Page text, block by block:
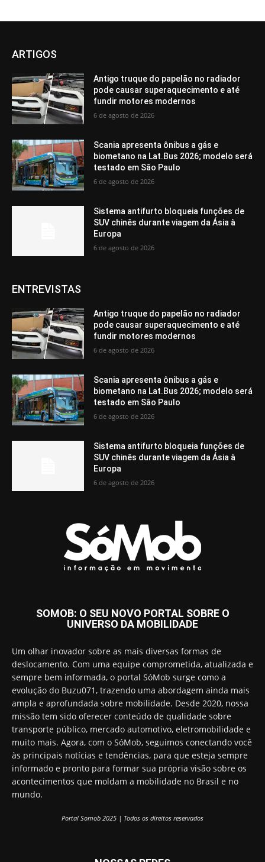
ARTIGOS
Antigo truque do papelão no radiador
pode causar superaquecimento e até
fundir motores modernos
6 de agosto de 2026
Scania apresenta ônibus a gás e
biometano na Lat.Bus 2026; modelo será
testado em São Paulo
6 de agosto de 2026
Sistema antifurto bloqueia funções de
SUV chinês durante viagem da Ásia à
Europa
6 de agosto de 2026
ENTREVISTAS
Antigo truque do papelão no radiador
pode causar superaquecimento e até
fundir motores modernos
6 de agosto de 2026
Scania apresenta ônibus a gás e
biometano na Lat.Bus 2026; modelo será
testado em São Paulo
6 de agosto de 2026
Sistema antifurto bloqueia funções de
SUV chinês durante viagem da Ásia à
Europa
6 de agosto de 2026
SOMOB: O SEU NOVO PORTAL SOBRE O
UNIVERSO DA MOBILIDADE
Um olhar inovador sobre as mais diversas formas de
deslocamento. Com uma equipe comprometida, atualizada e
sempre bem informada, o portal SóMob surge como a
evolução do Buzu071, trazendo uma abordagem ainda mais
ampla e aprofundada sobre mobilidade. Desde 2020, nossa
missão tem sido oferecer conteúdo de qualidade sobre
transporte público, mercado automotivo, eletromobilidade e
muito mais. Agora, com o SóMob, seguimos conectando você
às principais notícias e tendências, para que esteja sempre
informado e pronto para formar sua própria visão sobre os
acontecimentos que moldam a mobilidade no Brasil e no
mundo.
Portal Somob 2025 | Todos os direitos reservados